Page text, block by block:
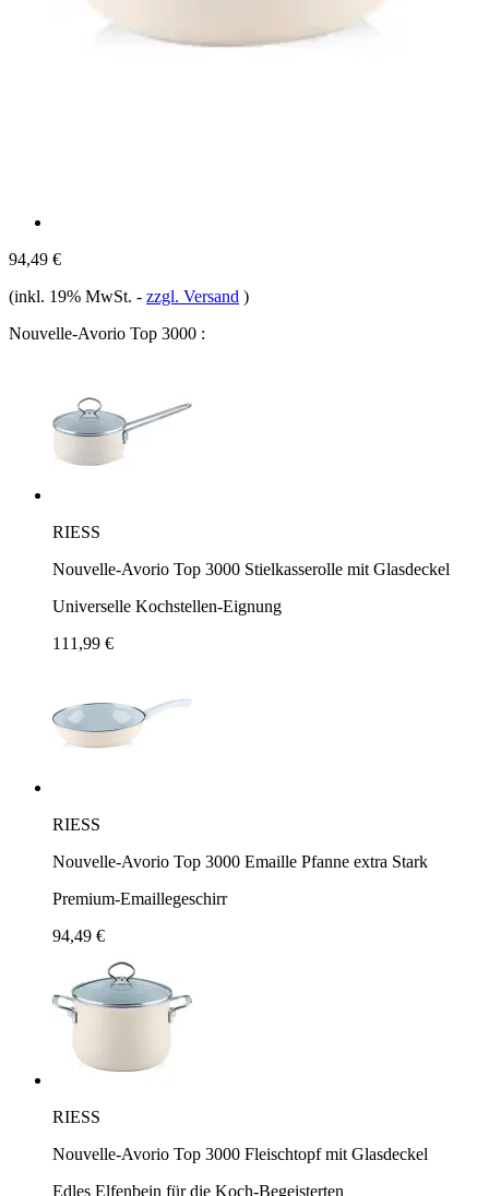
94,49 €
(inkl. 19% MwSt. - zzgl. Versand )
Nouvelle-​Avorio Top 3000 :
RIESS
Nouvelle-Avorio Top 3000 Stielkasserolle mit Glasdeckel
Universelle Kochstellen-Eignung
111,99 €
RIESS
Nouvelle-Avorio Top 3000 Emaille Pfanne extra Stark
Premium-Emaillegeschirr
94,49 €
RIESS
Nouvelle-Avorio Top 3000 Fleischtopf mit Glasdeckel
Edles Elfenbein für die Koch-Begeisterten